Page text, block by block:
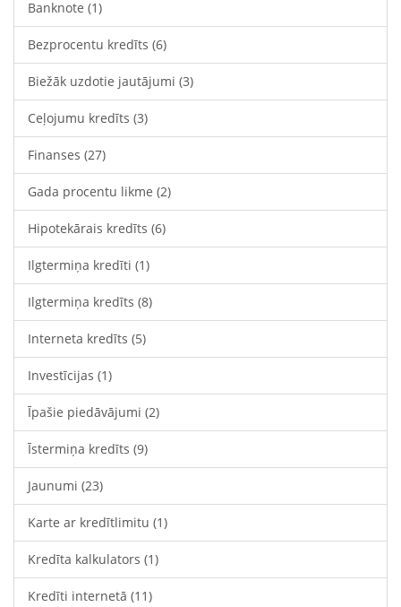
Banknote (1)
Bezprocentu kredīts (6)
Biežāk uzdotie jautājumi (3)
Ceļojumu kredīts (3)
Finanses (27)
Gada procentu likme (2)
Hipotekārais kredīts (6)
Ilgtermiņa kredīti (1)
Ilgtermiņa kredīts (8)
Interneta kredīts (5)
Investīcijas (1)
Īpašie piedāvājumi (2)
Īstermiņa kredīts (9)
Jaunumi (23)
Karte ar kredītlimitu (1)
Kredīta kalkulators (1)
Kredīti internetā (11)